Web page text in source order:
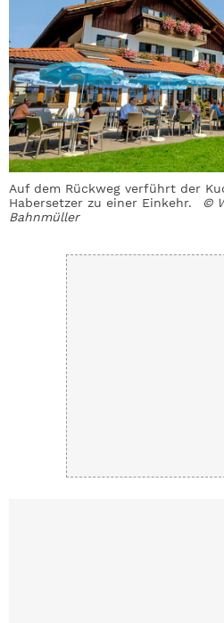
Auf dem Rückweg verführt der
Habersetzer zu einer Einkehr.
©
Bahnmüller